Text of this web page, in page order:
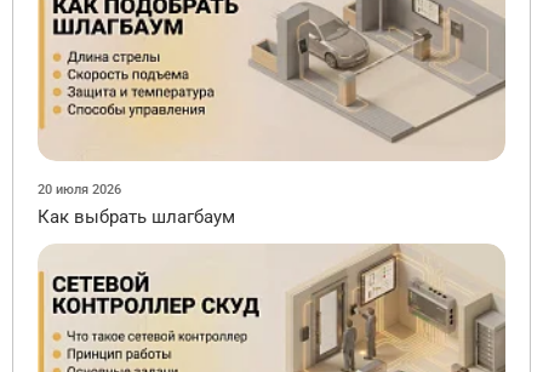
20 июля 2026
Как выбрать шлагбаум